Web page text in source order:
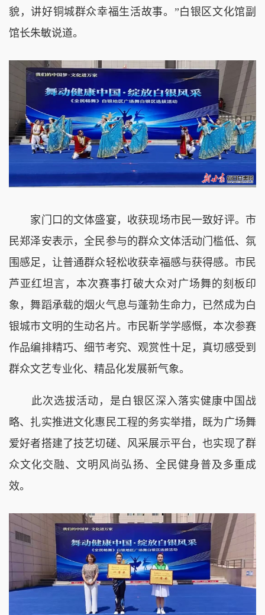
貌，讲好铜城群众幸福生活故事。”白银区文化馆副
馆长朱敏说道。
家门口的文体盛宴，收获现场市民一致好评。市
民郑泽安表示，全民参与的群众文体活动门槛低、氛
围感足，让普通群众轻松收获幸福感与获得感。市民
芦亚红坦言，本次赛事打破大众对广场舞的刻板印
象，舞蹈承载的烟火气息与蓬勃生命力，已然成为白
银城市文明的生动名片。市民靳学学感慨，本次参赛
作品编排精巧、细节考究、观赏性十足，真切感受到
群众文艺专业化、精品化发展新气象。
此次选拔活动，是白银区深入落实健康中国战
略、扎实推进文化惠民工程的务实举措，既为广场舞
爱好者搭建了技艺切磋、风采展示平台，也实现了群
众文化交融、文明风尚弘扬、全民健身普及多重成
效。